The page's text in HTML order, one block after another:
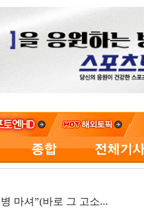
마셔”(바로 그 고소...